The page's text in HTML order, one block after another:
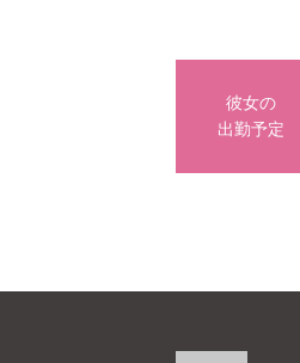
彼女の
出勤予定